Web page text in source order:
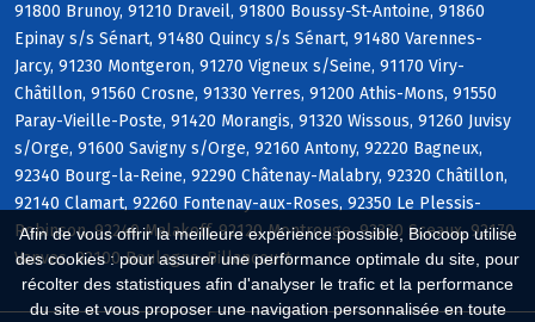
Afin de vous offrir la meilleure expérience possible, Biocoop utilise
des cookies : pour assurer une performance optimale du site, pour
récolter des statistiques afin d'analyser le trafic et la performance
du site et vous proposer une navigation personnalisée en toute
91800 Brunoy, 91210 Draveil, 91800 Boussy-St-Antoine, 91860
Epinay s/s Sénart, 91480 Quincy s/s Sénart, 91480 Varennes-
Jarcy, 91230 Montgeron, 91270 Vigneux s/Seine, 91170 Viry-
Châtillon, 91560 Crosne, 91330 Yerres, 91200 Athis-Mons, 91550
Paray-Vieille-Poste, 91420 Morangis, 91320 Wissous, 91260 Juvisy
s/Orge, 91600 Savigny s/Orge, 92160 Antony, 92220 Bagneux,
92340 Bourg-la-Reine, 92290 Châtenay-Malabry, 92320 Châtillon,
92140 Clamart, 92260 Fontenay-aux-Roses, 92350 Le Plessis-
Robinson, 92240 Malakoff, 92120 Montrouge, 92330 Sceaux, 92170
Vanves, 92100 Boulogne-Billancourt